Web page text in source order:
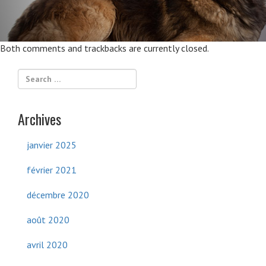
Both comments and trackbacks are currently closed.
Archives
janvier 2025
février 2021
décembre 2020
août 2020
avril 2020